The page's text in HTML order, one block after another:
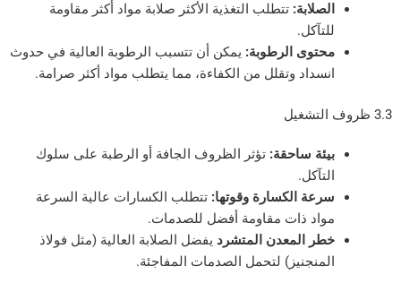
تتطلب التغذية الأكثر صلابة مواد أكثر مقاومة
الرطوبة:يمكن أن تتسبب الرطوبة العالية في حدوث
وتقلل من الكفاءة، مما يتطلب مواد أكثر صرامة.
ساحقة:
تؤثر الظروف الجافة أو الرطبة على سلوك
الكسارة وقوتها:تتطلب الكسارات عالية السرعة
ذات مقاومة أفضل للصدمات.
المعدن المتشرديفضل الصلابة العالية (مثل فولاذ
لتحمل الصدمات المفاجئة.